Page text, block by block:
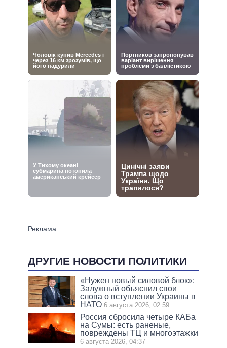
ДРУГИЕ НОВОСТИ ПОЛИТИКИ
«Нужен новый силовой блок»:
Залужный объяснил свои
слова о вступлении Украины в
НАТО 6 августа 2026, 02:59
Россия сбросила четыре КАБа
на Сумы: есть раненые,
повреждены ТЦ и многоэтажки
6 августа 2026, 04:37